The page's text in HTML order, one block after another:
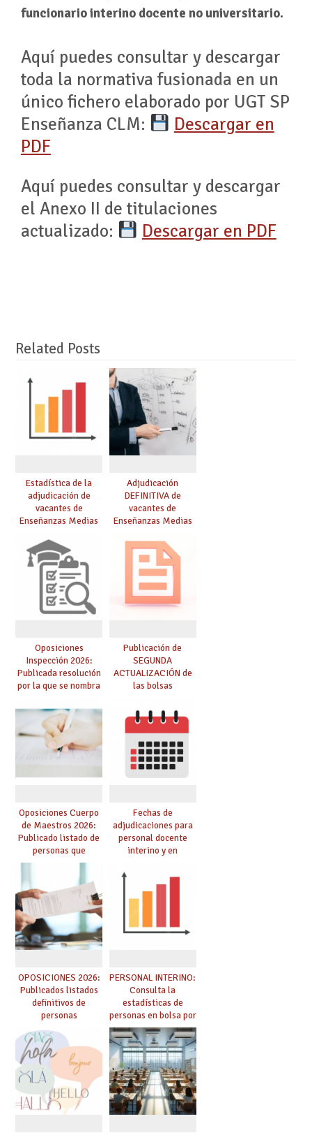
funcionario interino docente no universitario.
Aquí puedes consultar y descargar
toda la normativa fusionada en un
único fichero elaborado por UGT SP
Enseñanza CLM:
Descargar en
PDF
Aquí puedes consultar y descargar
el Anexo II de titulaciones
actualizado:
Descargar en PDF
Related Posts
Estadística de la
adjudicación de
vacantes de
Enseñanzas Medias
Adjudicación
DEFINITIVA de
vacantes de
Enseñanzas Medias
Oposiciones
Inspección 2026:
Publicada resolución
por la que se nombra
prácticas, se regulan
dichas prácticas y se
convoca acto público
de adjudicación
Publicación de
SEGUNDA
ACTUALIZACIÓN de
las bolsas
Cuerpo de Maestros
de especialidades
convocadas a
oposición
Oposiciones Cuerpo
de Maestros 2026:
Publicado listado de
personas que
adquieren nueva
especialidad
Fechas de
adjudicaciones para
personal docente
interino y en
debes saber
OPOSICIONES 2026:
Publicados listados
definitivos de
personas
seleccionadas. ¿Qué
hacer ahora si he
obtenido plaza?
PERSONAL INTERINO:
Consulta la
estadísticas de
personas en bolsa por
cuerpo, especialidad
y tipo de bolsa para
el curso 26/27